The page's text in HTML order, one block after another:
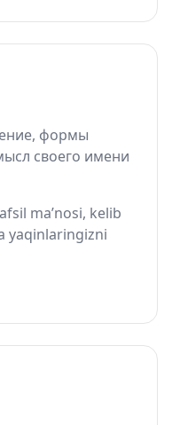
формы
своего имени
ma’nosi, kelib
yaqinlaringizni